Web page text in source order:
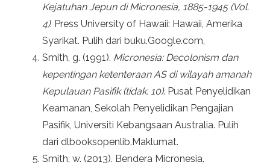
Kejatuhan Jepun di Micronesia, 1885-1945 (Vol.
4). Press University of Hawaii: Hawaii, Amerika
Syarikat. Pulih dari buku.Google.com,
Smith, g. (1991). Micronesia: Decolonism dan
kepentingan ketenteraan AS di wilayah amanah
Kepulauan Pasifik (tidak. 10). Pusat Penyelidikan
Keamanan, Sekolah Penyelidikan Pengajian
Pasifik, Universiti Kebangsaan Australia. Pulih
dari dlbooksopenlib.Maklumat.
Smith, w. (2013). Bendera Micronesia.